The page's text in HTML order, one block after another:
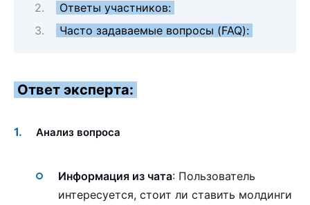
Ответы участников:
Часто задаваемые вопросы (FAQ):
Ответ эксперта:
Анализ вопроса
Информация из чата: Пользователь
интересуется, стоит ли ставить молдинги